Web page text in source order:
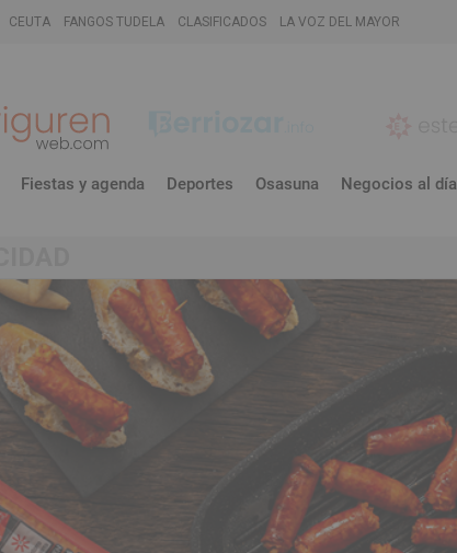
CEUTA FANGOS TUDELA CLASIFICADOS LA VOZ DEL MAYOR
Fiestas y agenda Deportes Osasuna Negocios al día